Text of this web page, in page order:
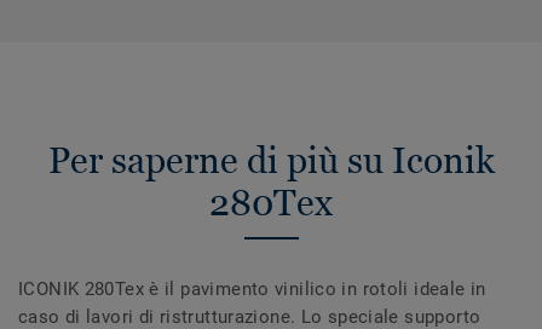
Per saperne di più su Iconik
280Tex
ICONIK 280Tex è il pavimento vinilico in rotoli ideale in
caso di lavori di ristrutturazione. Lo speciale supporto